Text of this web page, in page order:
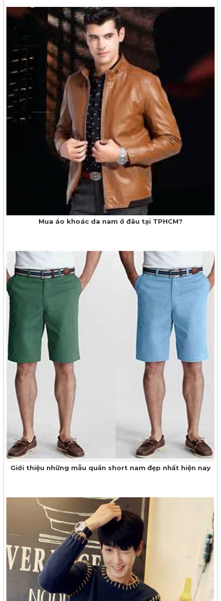
Mua áo khoác da nam ở đâu tại TPHCM?
Giới thiệu những mẫu quần short nam đẹp nhất hiện nay